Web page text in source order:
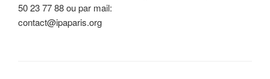
50 23 77 88 ou par mail:
contact@ipaparis.org